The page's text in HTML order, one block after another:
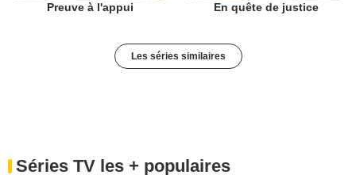
Preuve à l'appui En quête de justice
Les séries similaires
Séries TV les + populaires